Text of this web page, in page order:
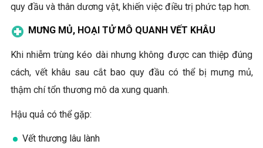
quy đầu và thân dương vật, khiến việc điều trị phức tạp hơn.
MƯNG MỦ, HOẠI TỬ MÔ QUANH VẾT KHÂU
Khi nhiễm trùng kéo dài nhưng không được can thiệp đúng
cách, vết khâu sau cắt bao quy đầu có thể bị mưng mủ,
thậm chí tổn thương mô da xung quanh.
Hậu quả có thể gặp:
Vết thương lâu lành